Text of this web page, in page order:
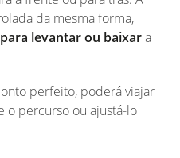
da mesma forma,
levantar ou baixara
perfeito, poderá viajar
o percurso ou ajustá-lo